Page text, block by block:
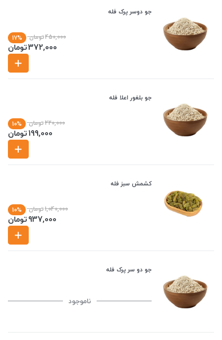
جو دوسر پرک فله
450,000تومان 17%
372,000تومان
جو بلغور اعلا فله
220,000تومان 10%
199,000تومان
کشمش سبز فله
1,040,000تومان 10%
937,000تومان
جو دو سر پرک فله
ناموجود